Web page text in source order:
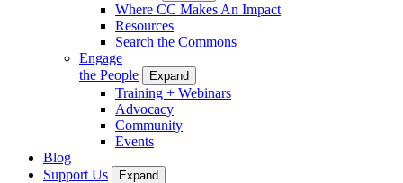
Where CC Makes An Impact
Resources
Search the Commons
Engage
the People
Expand
Training + Webinars
Advocacy
Community
Events
Blog
Support Us
Expand